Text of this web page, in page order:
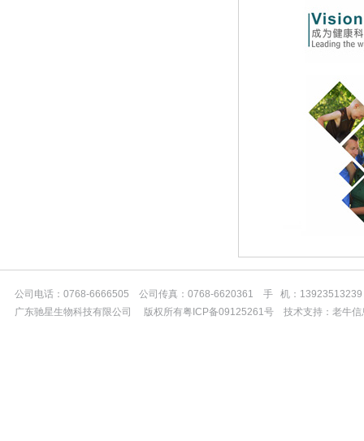
公司电话：0768-6666505 公司传真：0768-6620361 手 机：13923513239
广东驰星生物科技有限公司 版权所有粤ICP备09125261号 技术支持：老牛